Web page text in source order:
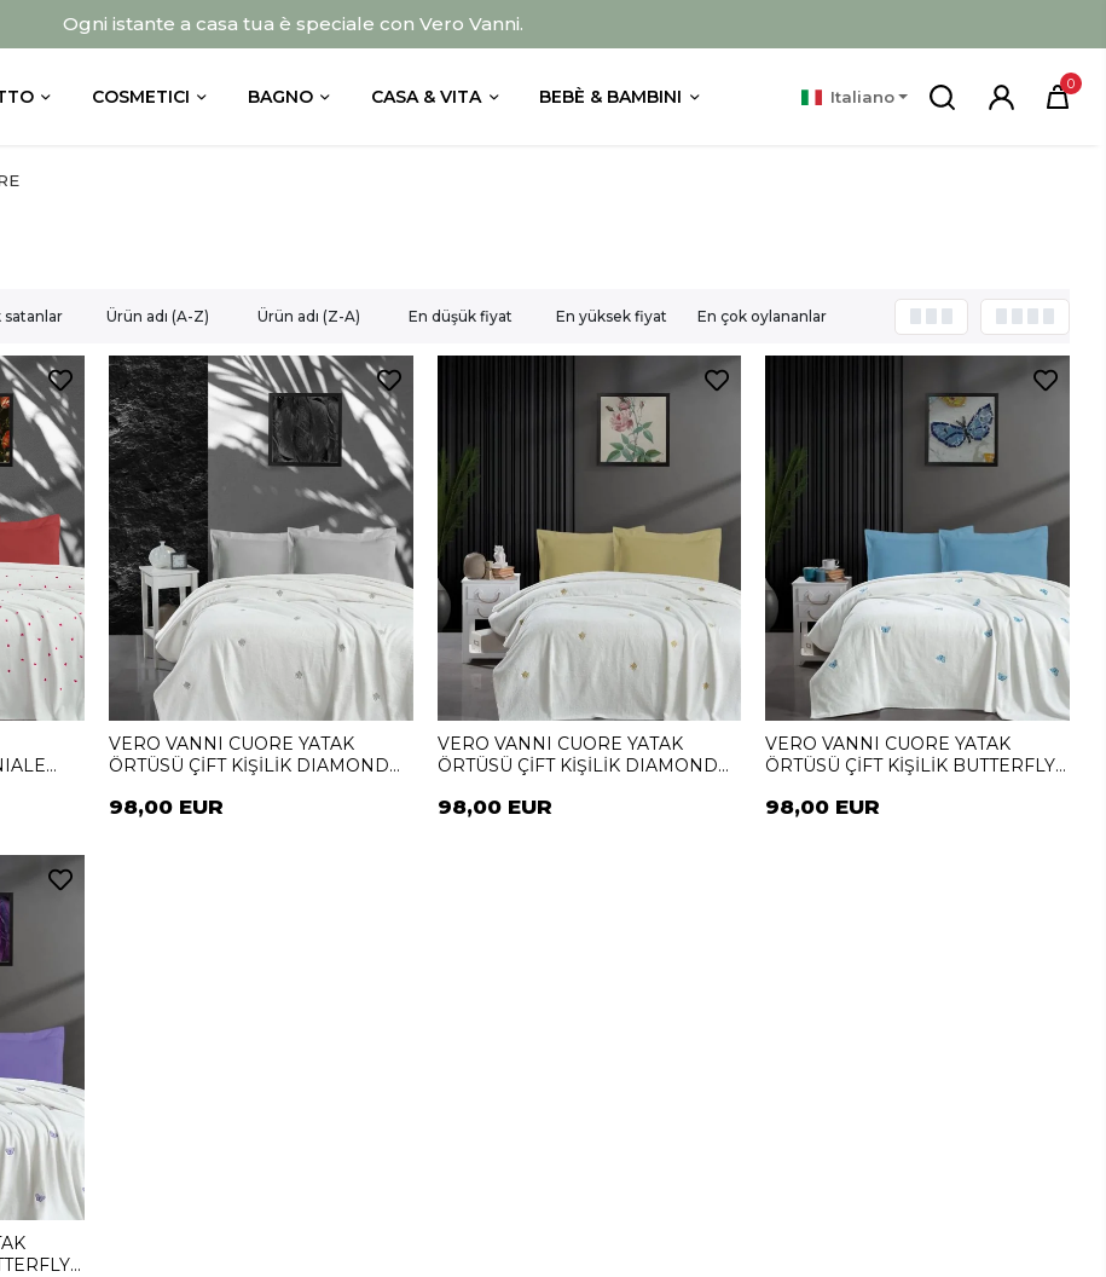
Ogni istante a casa tua è speciale con Vero Vanni.
COSMETICI BAGNO CASA & VITA BEBÈ & BAMBINI Italiano
0
satanlar Ürün adı (A-Z) Ürün adı (Z-A) En düşük fiyat En yüksek fiyat En çok oylananlar
VERO VANNI CUORE YATAK
ÖRTÜSÜ ÇİFT KİŞİLİK DIAMOND
98,00 EUR
VERO VANNI CUORE YATAK
ÖRTÜSÜ ÇİFT KİŞİLİK DIAMOND
98,00 EUR
VERO VANNI CUORE YATAK
ÖRTÜSÜ ÇİFT KİŞİLİK BUTTERFLY
98,00 EUR